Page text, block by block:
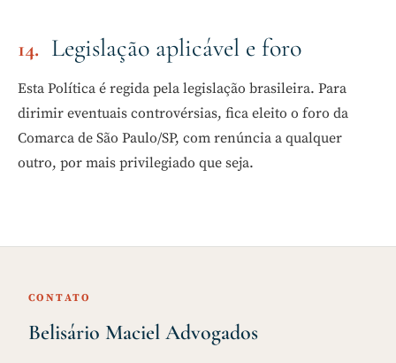
Legislação aplicável e foro
Esta Política é regida pela legislação brasileira. Para
dirimir eventuais controvérsias, fica eleito o foro da
Comarca de São Paulo/SP, com renúncia a qualquer
outro, por mais privilegiado que seja.
CONTATO
Belisário Maciel Advogados